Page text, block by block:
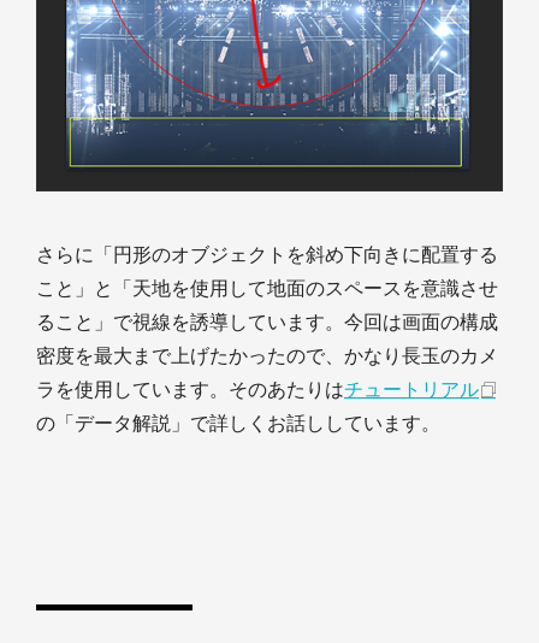
さらに「円形のオブジェクトを斜め下向きに配置する
こと」と「天地を使用して地面のスペースを意識させ
ること」で視線を誘導しています。今回は画面の構成
密度を最大まで上げたかったので、かなり長玉のカメ
ラを使用しています。そのあたりはチュートリアル
の「データ解説」で詳しくお話ししています。